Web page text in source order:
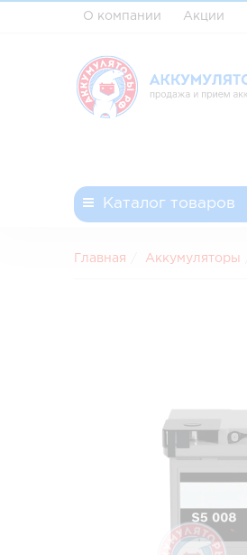
О компании Акции
Каталог товаров
Главная Аккумуляторы